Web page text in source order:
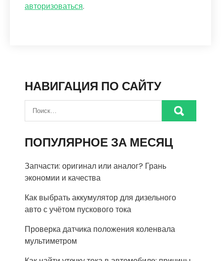
авторизоваться.
НАВИГАЦИЯ ПО САЙТУ
ПОПУЛЯРНОЕ ЗА МЕСЯЦ
Запчасти: оригинал или аналог? Грань
экономии и качества
Как выбрать аккумулятор для дизельного
авто с учётом пускового тока
Проверка датчика положения коленвала
мультиметром